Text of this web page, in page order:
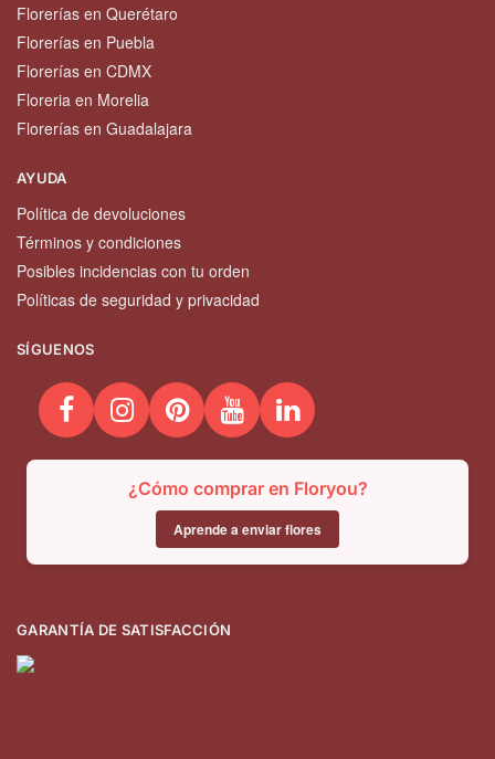
Florerías en Querétaro
Florerías en Puebla
Florerías en CDMX
Floreria en Morelia
Florerías en Guadalajara
AYUDA
Política de devoluciones
Términos y condiciones
Posibles incidencias con tu orden
Políticas de seguridad y privacidad
SÍGUENOS
¿Cómo comprar en Floryou?
Aprende a enviar flores
GARANTÍA DE SATISFACCIÓN